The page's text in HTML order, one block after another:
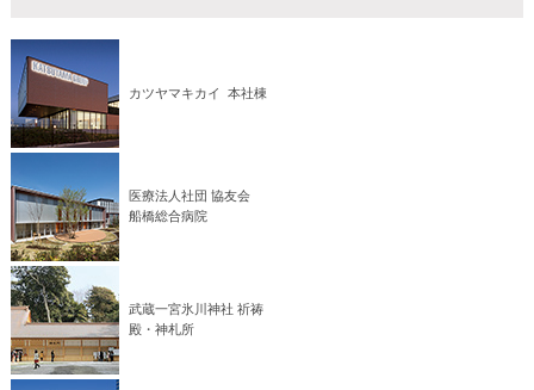
カツヤマキカイ 本社棟
医療法人社団 協友会
船橋総合病院
武蔵一宮氷川神社 祈祷
殿・神札所